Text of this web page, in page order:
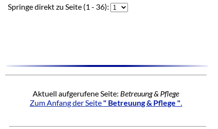
Springe direkt zu Seite (1 - 36):
Aktuell aufgerufene Seite: Betreuung & Pflege
Zum Anfang der Seite " Betreuung & Pflege "